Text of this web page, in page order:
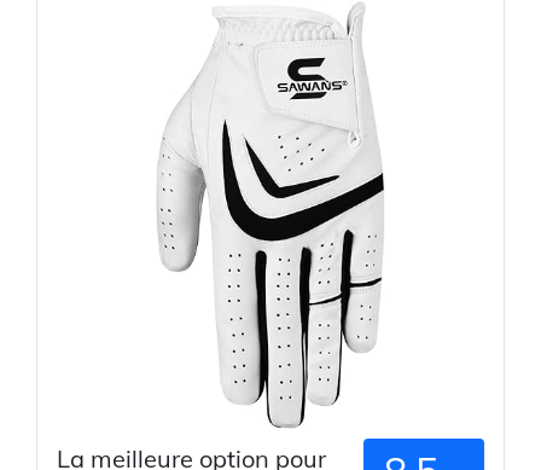
La meilleure option pour